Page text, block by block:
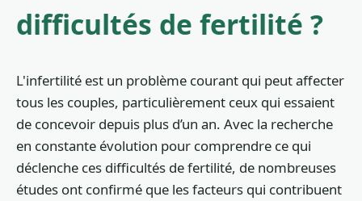
difficultés de fertilité ?
L'infertilité est un problème courant qui peut affecter
tous les couples, particulièrement ceux qui essaient
de concevoir depuis plus d’un an. Avec la recherche
en constante évolution pour comprendre ce qui
déclenche ces difficultés de fertilité, de nombreuses
études ont confirmé que les facteurs qui contribuent